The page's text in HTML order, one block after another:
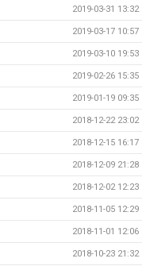
2019-03-31 13:32
2019-03-17 10:57
2019-03-10 19:53
2019-02-26 15:35
2019-01-19 09:35
2018-12-22 23:02
2018-12-15 16:17
2018-12-09 21:28
2018-12-02 12:23
2018-11-05 12:29
2018-11-01 12:06
2018-10-23 21:32